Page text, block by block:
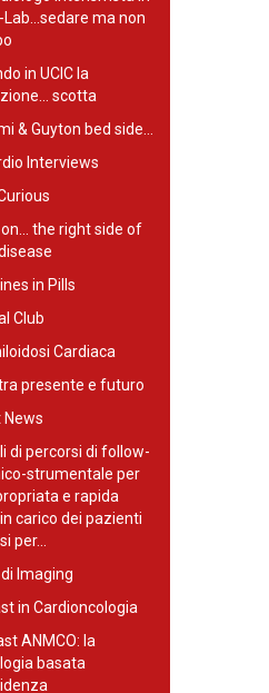
Lab…sedare ma non
in UCIC la
scotta
& Guyton bed side…
Interviews
on… the right side of
in Pills
Club
Cardiaca
tra presente e futuro
News
di percorsi di follow-
strumentale per
e rapida
carico dei pazienti
per…
Imaging
in Cardioncologia
ANMCO: la
basata